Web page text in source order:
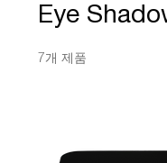
Eye
7개 제품